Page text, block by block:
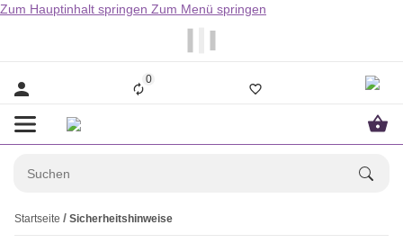
Zum Hauptinhalt springen Zum Menü springen
Bestellungen bis 14.00Uhr werden
0
Startseite Sicherheitshinweise